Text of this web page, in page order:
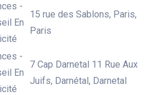
-
En
15 rue des Sablons, Paris,
Paris
-
En
7 Cap Darnetal 11 Rue Aux
Juifs, Darnétal, Darnetal